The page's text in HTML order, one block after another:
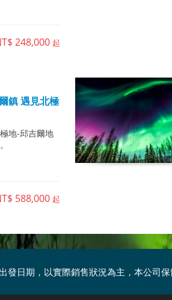
248,000 起
鎮 遇見北極
地-邱吉爾地
588,000 起
發日期，以實際銷售狀況為主，本公司